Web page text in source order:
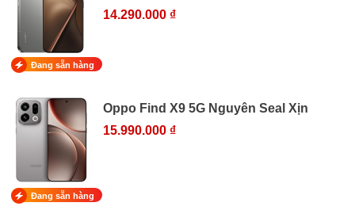
14.290.000 ₫
Đang sẵn hàng
Oppo Find X9 5G Nguyên Seal Xịn
15.990.000 ₫
Đang sẵn hàng